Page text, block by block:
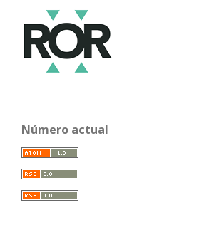
Número actual